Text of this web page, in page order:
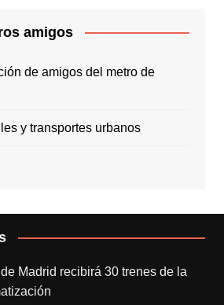
amigos
de amigos del metro de
y transportes urbanos
Madrid recibirá 30 trenes de la